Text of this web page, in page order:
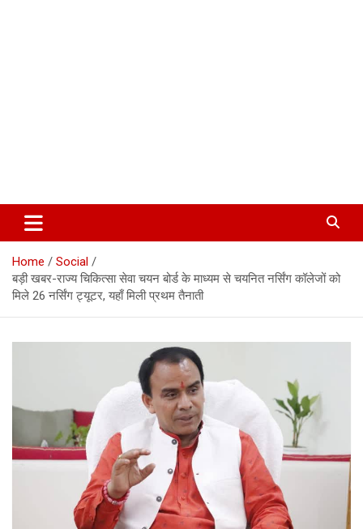
Corbett Halchal (कॉर्बेट हलचल)
Home
Social
बड़ी खबर-राज्य चिकित्सा सेवा चयन बोर्ड के माध्यम से चयनित नर्सिंग कॉलेजों को
मिले 26 नर्सिंग ट्यूटर, यहाँ मिली प्रथम तैनाती